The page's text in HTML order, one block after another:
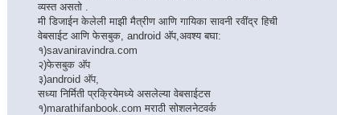
व्यस्त असतो .
मी डिजाईन केलेली माझी मैत्रीण आणि गायिका सावनी रवींद्र हिची
वेबसाईट आणि फेसबुक, android अ‍ॅप,अवश्य बघा:
१)savaniravindra.com
२)फेसबुक अ‍ॅप
३)android अ‍ॅप,
सध्या निर्मिती प्रक्रियेमध्ये असलेल्या वेबसाईटस
१)marathifanbook.com मराठी सोशलनेटवर्क